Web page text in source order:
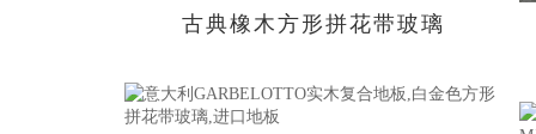
古典橡木方形拼花带玻璃